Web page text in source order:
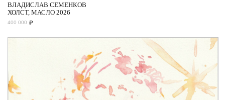
ВЛАДИСЛАВ СЕМЕНКОВ
ХОЛСТ, МАСЛО 2026
400 000 ₽